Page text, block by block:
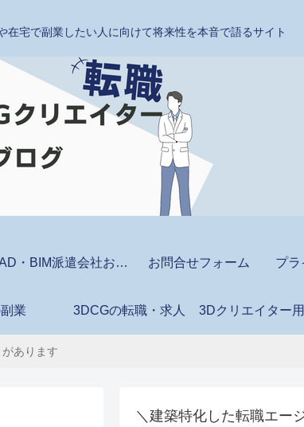
宅で副業したい人に向けて将来性を本音で語るサイト
CAD・BIM派遣会社おすすめ お問合せフォーム プラ
業 3DCGの転職・求人
あります
＼建築特化した転職エー